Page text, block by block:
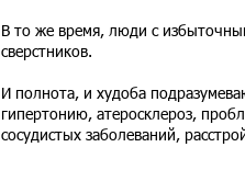
В то же время, люди с
сверстников.
И полнота, и худоба
гипертонию, атеросклероз,
сосудистых заболеваний,